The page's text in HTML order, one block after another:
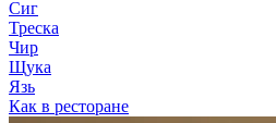
Сиг
Треска
Чир
Щука
Язь
Как в ресторане